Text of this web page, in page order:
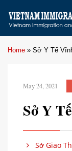
Home » Sở Y Tế
May 24, 2021
Sở Y
Sở Giao